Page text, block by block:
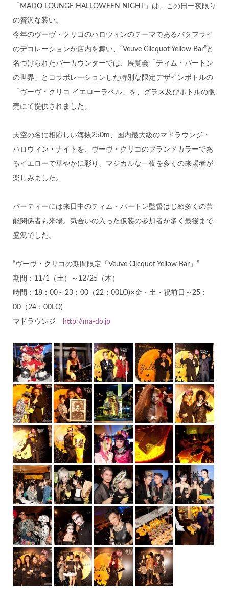
「MADO LOUNGE HALLOWEEN NIGHT」は、この日一夜限り
の贅沢な装い。
今年のヴーヴ・クリコのハロウィンのテーマであるバタフライ
のデコレーションが店内を舞い、“Veuve Clicquot Yellow Bar”と
名づけられたバーカウンターでは、展覧会「ティム・バートン
の世界」とコラボレーションした特別な限定デザインボトルの
「ヴーヴ・クリコ イエローラベル」を、グラス及びボトルの販
売にて提供されました。
天空の名に相応しい海抜250m、国内最大級のマドラウンジ・
ハロウィン・ナイトを、ヴーヴ・クリコのブランドカラーであ
るイエローで華やかに彩り、マジカルな一夜を多くの来場者が
楽しみました。
パーティーには来日中のティム・バートン監督はじめ多くの芸
能関係者も来場。気合いの入った仮装の参加者が多く最後まで
盛況でした。
“ヴーヴ・クリコの期間限定「Veuve Clicquot Yellow Bar」”
期間：11/1（土）～12/25（木）
時間：18：00～23：00（22：00LO)※金・土・祝前日～25：
00（24：00LO)
マドラウンジ
http://ma-do.jp